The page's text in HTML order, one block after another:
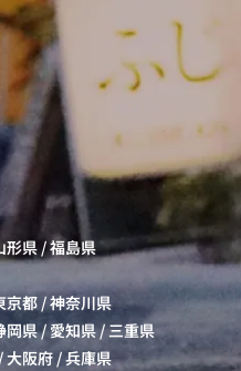
形県/福島県
京都 /神奈川県
岡県/愛知県/三重県
大阪府 /兵庫県